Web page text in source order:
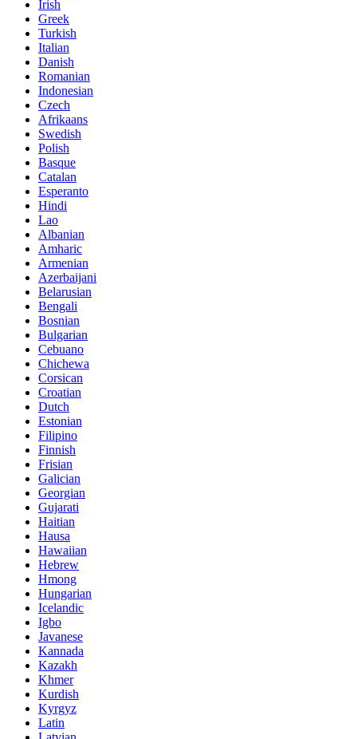
Irish
Greek
Turkish
Italian
Danish
Romanian
Indonesian
Czech
Afrikaans
Swedish
Polish
Basque
Catalan
Esperanto
Hindi
Lao
Albanian
Amharic
Armenian
Azerbaijani
Belarusian
Bengali
Bosnian
Bulgarian
Cebuano
Chichewa
Corsican
Croatian
Dutch
Estonian
Filipino
Finnish
Frisian
Galician
Georgian
Gujarati
Haitian
Hausa
Hawaiian
Hebrew
Hmong
Hungarian
Icelandic
Igbo
Javanese
Kannada
Kazakh
Khmer
Kurdish
Kyrgyz
Latin